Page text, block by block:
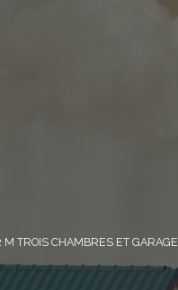
TROIS CHAMBRES ET GARAGE